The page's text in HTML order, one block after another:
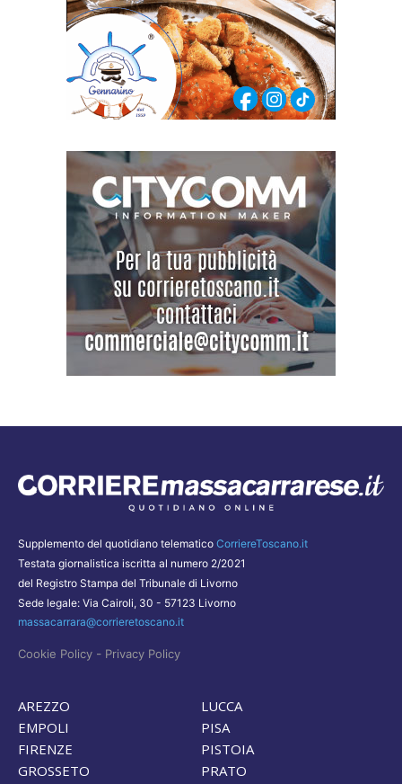
Supplemento del quotidiano telematico CorriereToscano.it
Testata giornalistica iscritta al numero 2/2021
del Registro Stampa del Tribunale di Livorno
Sede legale: Via Cairoli, 30 - 57123 Livorno
massacarrara@corrieretoscano.it
Cookie Policy - Privacy Policy
AREZZO
EMPOLI
FIRENZE
GROSSETO
LUCCA
PISA
PISTOIA
PRATO